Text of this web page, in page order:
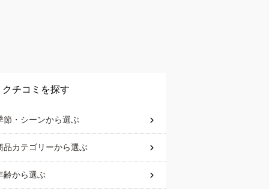
クチコミを探す
節・シーンから選ぶ
品カテゴリーから選ぶ
齢から選ぶ